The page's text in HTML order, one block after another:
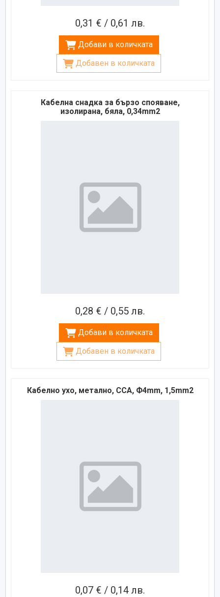
0,31 € / 0,61 лв.
Добави в количката
Добавен в количката
Кабелна снадка за бързо спояване,
изолирана, бяла, 0,34mm2
0,28 € / 0,55 лв.
Добави в количката
Добавен в количката
Кабелно ухо, метално, CCA, Ф4mm, 1,5mm2
0,07 € / 0,14 лв.